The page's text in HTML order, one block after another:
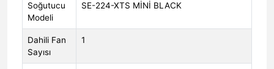
Soğutucu
Modeli
SE-224-XTS MİNİ BLACK
Dahili Fan
Sayısı
1